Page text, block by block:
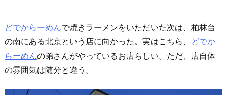
どでからーめんで焼きラーメンをいただいた次は、柏林台
の南にある北京という店に向かった。実はこちら、 どでか
らーめんの弟さんがやっているお店らしい。ただ、店自体
の雰囲気は随分と違う。